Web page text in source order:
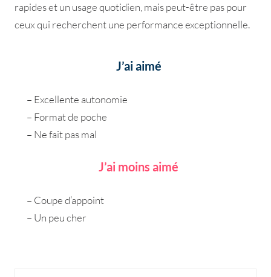
rapides et un usage quotidien, mais peut-être pas pour
ceux qui recherchent une performance exceptionnelle.
J’ai aimé
– Excellente autonomie
– Format de poche
– Ne fait pas mal
J’ai moins aimé
– Coupe d’appoint
– Un peu cher